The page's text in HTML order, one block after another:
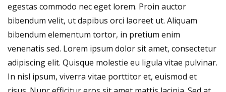
egestas commodo nec eget lorem. Proin auctor
bibendum velit, ut dapibus orci laoreet ut. Aliquam
bibendum elementum tortor, in pretium enim
venenatis sed. Lorem ipsum dolor sit amet, consectetur
adipiscing elit. Quisque molestie eu ligula vitae pulvinar.
In nisl ipsum, viverra vitae porttitor et, euismod et